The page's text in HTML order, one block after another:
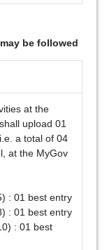
be followed
at the
upload 01
a total of 04
at the MyGov
: 01 best entry
: 01 best entry
: 01 best